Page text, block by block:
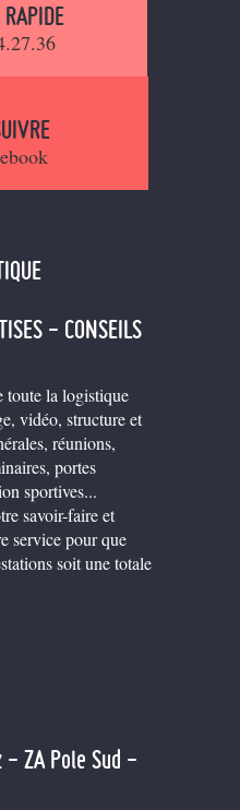
RAPIDE
- CONSEILS
toute la logistique
vidéo, structure et
réunions,
portes
sportives...
savoir-faire et
service pour que
soit une totale
- ZA Pole Sud -